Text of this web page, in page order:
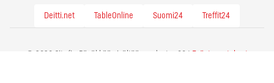
Deitti.net TableOnline Suomi24 Treffit24